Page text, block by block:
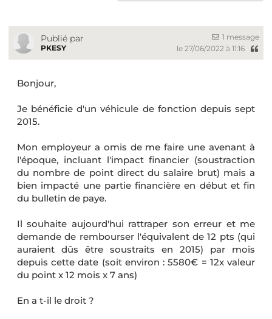
Publié par
PKESY
1 message
le 27/06/2022 à 11:16
Bonjour,
Je bénéficie d'un véhicule de fonction depuis sept
2015.
Mon employeur a omis de me faire une avenant à
l'époque, incluant l'impact financier (soustraction
du nombre de point direct du salaire brut) mais a
bien impacté une partie financière en début et fin
du bulletin de paye.
Il souhaite aujourd'hui rattraper son erreur et me
demande de rembourser l'équivalent de 12 pts (qui
auraient dûs être soustraits en 2015) par mois
depuis cette date (soit environ : 5580€ = 12x valeur
du point x 12 mois x 7 ans)
En a t-il le droit ?